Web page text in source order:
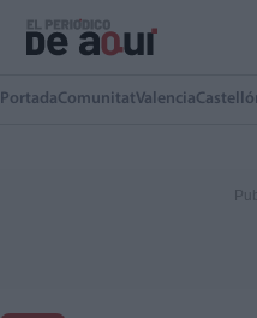
PortadaComunitatValencia